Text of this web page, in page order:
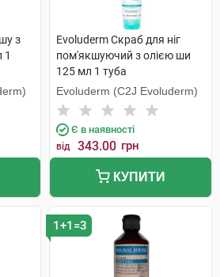
з
1
Evoluderm Скраб для ніг
пом'якшуючий з олією ши
125 мл 1 туба
Evoluderm (C2J Evoluderm)
Є в наявності
від 343.00 грн
КУПИТИ
1+1=3